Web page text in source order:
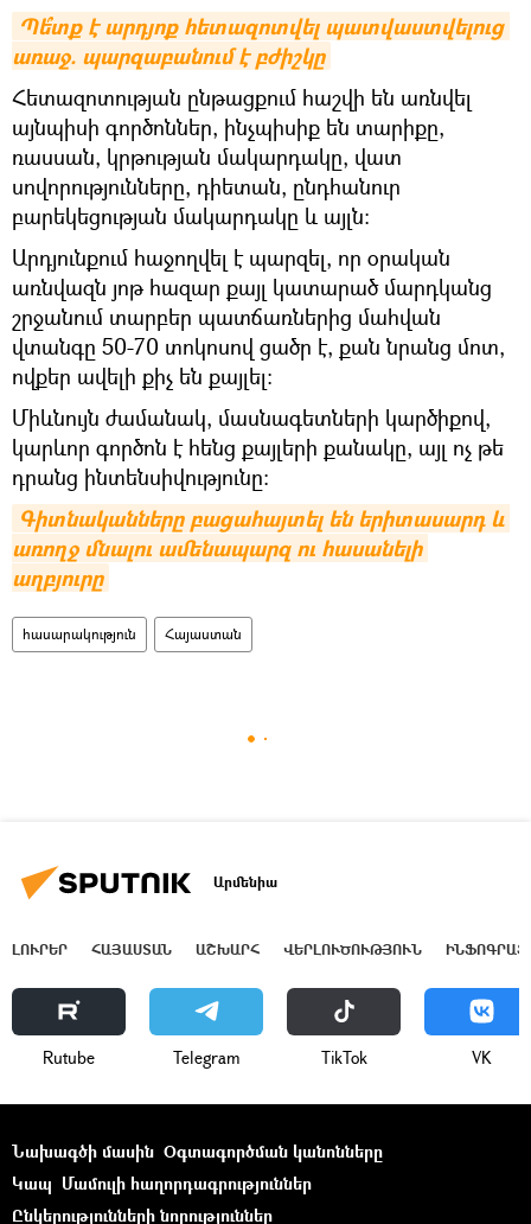
Պե՞տք է արդյոք հետազոտվել պատվաստվելուց
առաջ. պարզաբանում է բժիշկը
Հետազոտության ընթացքում հաշվի են առնվել
այնպիսի գործոններ, ինչպիսիք են տարիքը,
ռասսան, կրթության մակարդակը, վատ
սովորությունները, դիետան, ընդհանուր
բարեկեցության մակարդակը և այլն:
Արդյունքում հաջողվել է պարզել, որ օրական
առնվազն յոթ հազար քայլ կատարած մարդկանց
շրջանում տարբեր պատճառներից մահվան
վտանգը 50-70 տոկոսով ցածր է, քան նրանց մոտ,
ովքեր ավելի քիչ են քայլել։
Միևնույն ժամանակ, մասնագետների կարծիքով,
կարևոր գործոն է հենց քայլերի քանակը, այլ ոչ թե
դրանց ինտենսիվությունը։
Գիտնականները բացահայտել են երիտասարդ և
առողջ մնալու ամենապարզ ու հասանելի
աղբյուրը
հասարակություն Հայաստան
Արմենիա
ԼՈՒՐԵՐ ՀԱՅԱՍՏԱՆ ԱՇԽԱՐՀ ՎԵՐԼՈՒԾՈՒԹՅՈՒՆ
Rutube Telegram ТikТоk VK
Նախագծի մասին Օգտագործման կանոնները
Կապ Մամուլի հաղորդագրություններ
Ընկերությունների նորություններ